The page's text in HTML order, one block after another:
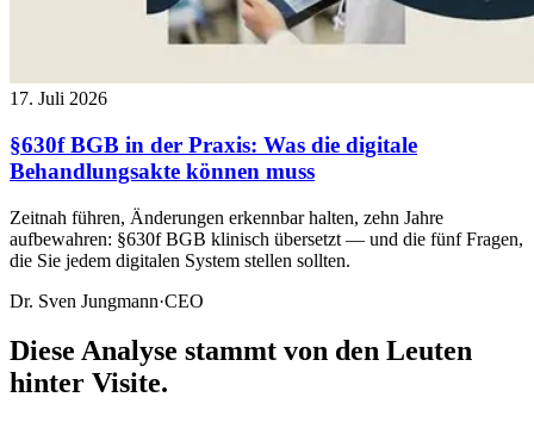
17. Juli 2026
§630f BGB in der Praxis: Was die digitale
Behandlungsakte können muss
Zeitnah führen, Änderungen erkennbar halten, zehn Jahre
aufbewahren: §630f BGB klinisch übersetzt — und die fünf Fragen,
die Sie jedem digitalen System stellen sollten.
Dr. Sven Jungmann·CEO
Diese Analyse stammt von den Leuten
hinter Visite.